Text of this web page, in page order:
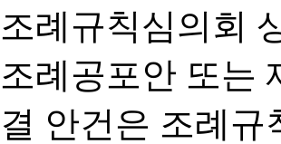
조례규칙심의회
조례공포안 또는
결 안건은 조례